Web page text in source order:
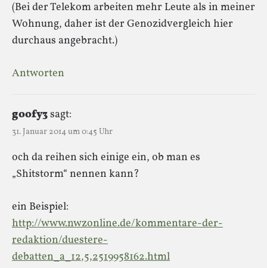
(Bei der Telekom arbeiten mehr Leute als in meiner
Wohnung, daher ist der Genozidvergleich hier
durchaus angebracht.)
Antworten
goofy3sagt:
31. Januar 2014 um 0:45 Uhr
och da reihen sich einige ein, ob man es
„Shitstorm“ nennen kann?
ein Beispiel:
http://www.nwzonline.de/kommentare-der-
redaktion/duestere-
debatten_a_12,5,2519958162.html